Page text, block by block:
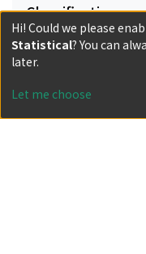
Classification
Document Type
Has files
Hi! Could we please
Statistical? You can
later.
Let me choose